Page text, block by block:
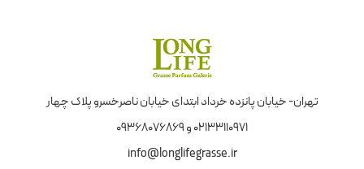
تهران- خیابان پانزده خرداد ابتدای خیابان ناصرخسرو پلاک چهار
02133110971 و 09368076869
info@longlifegrasse.ir